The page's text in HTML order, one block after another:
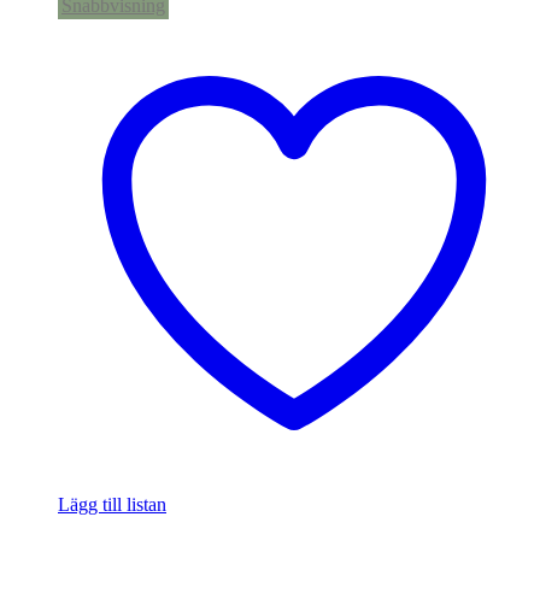
Snabbvisning
Lägg till listan